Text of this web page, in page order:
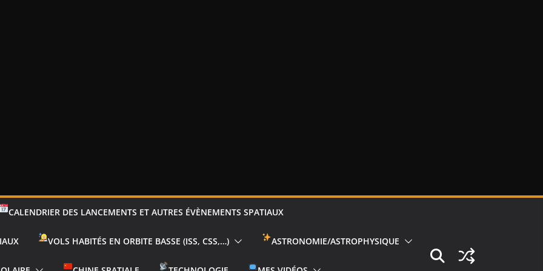
CALENDRIER DES LANCEMENTS ET AUTRES ÉVÈNEMENTS SPATIAUX
VOLS HABITÉS EN ORBITE BASSE (ISS, CSS,…) ASTRONOMIE/ASTROPHYSIQUE